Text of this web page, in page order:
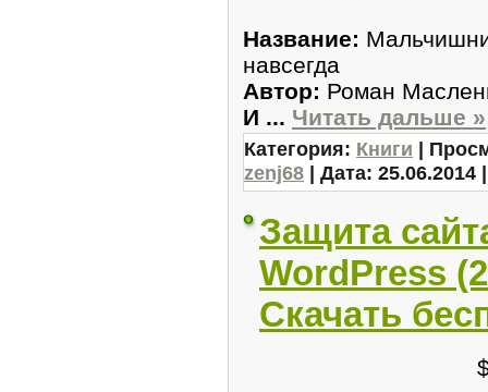
Название:
навсегда
Автор: Роман
И ... Читать дальше »
Категория: Книги |
zenj68 | Дата: 25.06.2014
Защита
WordPress
Скачать